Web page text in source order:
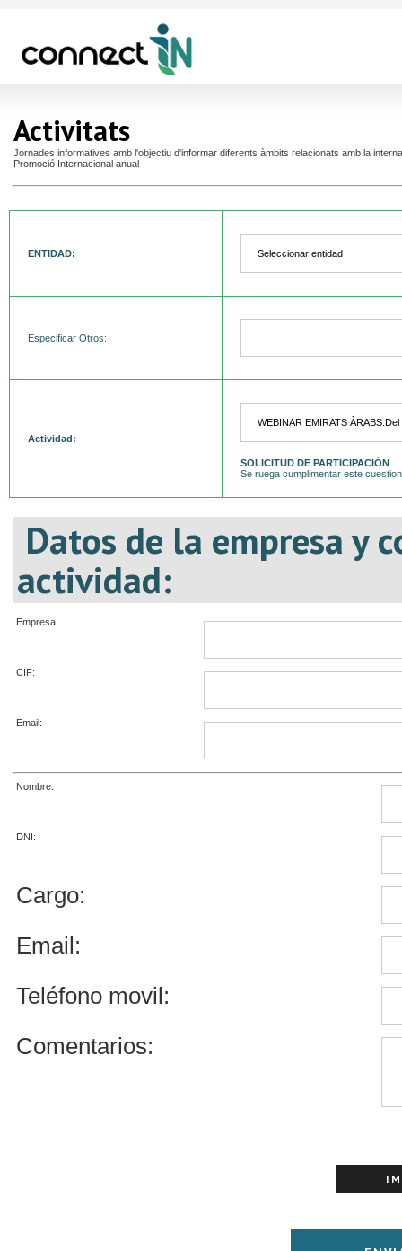
Activitats
Jornades informatives amb l'objectiu d'informar diferents àmbits relacionats amb la
Promoció Internacional anual
ENTIDAD:
Especificar Otros:
Actividad:
SOLICITUD DE PARTICIPACIÓN
Se ruega cumplimentar este
Datos de la empresa y
actividad:
Empresa:
CIF:
Email:
Nombre:
DNI:
Cargo:
Email:
Teléfono movil:
Comentarios: